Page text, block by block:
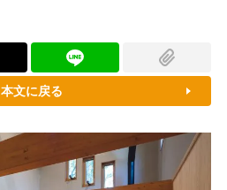
本文に戻る